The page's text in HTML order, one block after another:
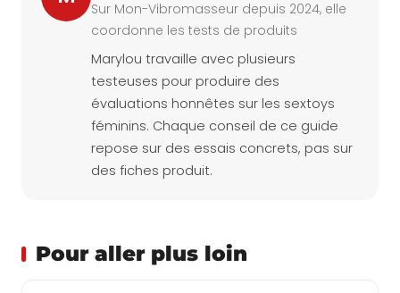
Sur Mon-Vibromasseur depuis 2024, elle
coordonne les tests de produits
Marylou travaille avec plusieurs
testeuses pour produire des
évaluations honnêtes sur les sextoys
féminins. Chaque conseil de ce guide
repose sur des essais concrets, pas sur
des fiches produit.
Pour aller plus loin